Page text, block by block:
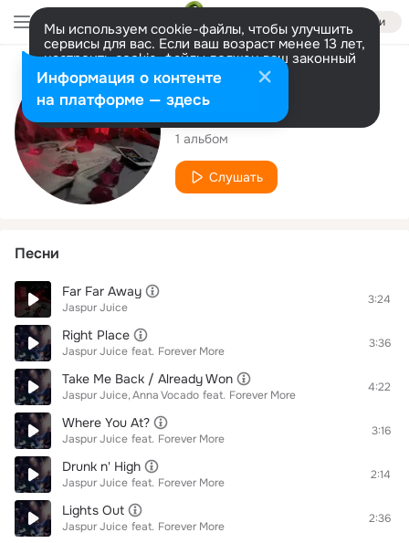
Войти
Мы используем cookie-файлы, чтобы улучшить
сервисы для вас. Если ваш возраст менее 13 лет,
настроить cookie-файлы должен ваш законный
представитель. Больше информации
Разрешить все Настроить
Исполнитель
Jaspur Juice
1 альбом
Слушать
Песни
Far Far Away
Jaspur Juice
3:24
Right Place
Jaspur Juice feat. Forever More
3:36
Take Me Back / Already Won
Jaspur Juice Anna Vocado feat. Forever More
4:22
Where You At?
Jaspur Juice feat. Forever More
3:16
Drunk n' High
Jaspur Juice feat. Forever More
2:14
Lights Out
Jaspur Juice feat. Forever More
2:36
Информация о контенте
на платформе — здесь